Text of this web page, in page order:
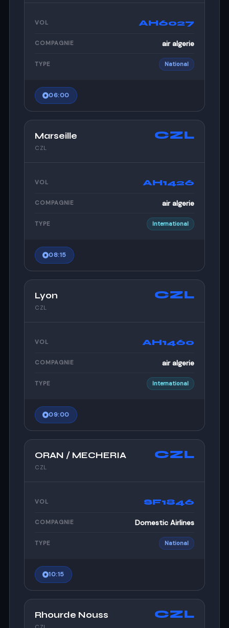
VOL AH6027
COMPAGNIE air algerie
TYPE National
06:00
Marseille
CZL
CZL
VOL AH1426
COMPAGNIE air algerie
TYPE International
08:15
Lyon
CZL
CZL
VOL AH1460
COMPAGNIE air algerie
TYPE International
09:00
ORAN / MECHERIA
CZL
CZL
VOL SF1846
COMPAGNIE Domestic Airlines
TYPE National
10:15
Rhourde Nouss CZL